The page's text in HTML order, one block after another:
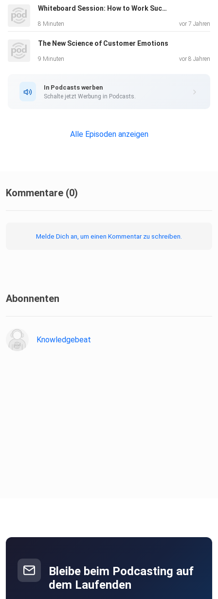
Whiteboard Session: How to Work Successfully Across Borders
8 Minuten vor 7 Jahren
The New Science of Customer Emotions
9 Minuten vor 8 Jahren
In Podcasts werben
Schalte jetzt Werbung in Podcasts.
Alle Episoden anzeigen
Kommentare (0)
Melde Dich an, um einen Kommentar zu schreiben.
Abonnenten
Knowledgebeat
Bleibe beim Podcasting auf
dem Laufenden